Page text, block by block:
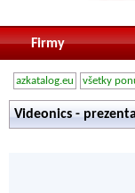
Firmy
azkatalog.eu všetky
Videonics -